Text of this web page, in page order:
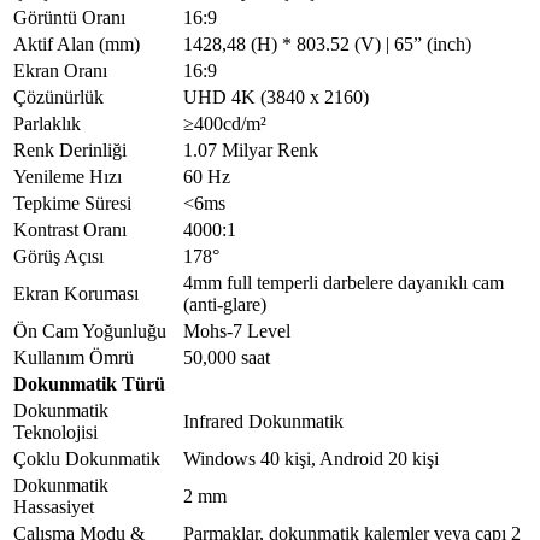
Opsiyonel Özellikler
Kamera
Model
UHD Camera
Pixel
16MP/48MP
FOV
Diagonal: 120º
Uyumlu İşletim
Sistemi
Windows, Android, Mac, Linux, Chrome
OS
Mikrofon
Kurulum Yöntemi
Dahili (Orta-Üst Çerçevede)
Özellik
8 Array
10 m
Cihaz Bağlantıları
Ön Yüz Bağlantıları
Ön Bağlantı
Noktaları
USB 3.0 girişi * 3 ad.; Dokunmatik Çıkışı
USB-B tipi *1 ad.;
HDMI 2.0 Girişi *1 ad.; Type – C* 1 ad.;
NFC Kart Okuyucu
Ön Tuş Takımı
Göstergeler: Kırmızı/Mavi, Işık Sensörü; Tek
Tuşla Kurtarma; Ekran Kayıt Tuşu;
Görüntü Oranı; Ses Açma/Kapama; Ayarlar;
ECO; Güç Açma/Kapama
Diğer Yan / Arka
Bağlantıları
1 (RJ45)
COAX
1
Mikrofon
1
TF Kartı
RS232
1
HDMI Girişi
USB-A 2.0
2
Touch USB 2.0
1
HDMI Çıkışı
1
Görüntü Oranı
16:9
Aktif Alan (mm)
1428,48 (H) * 803.52 (V) | 65” (inch)
Ekran Oranı
16:9
Çözünürlük
UHD 4K (3840 x 2160)
Parlaklık
≥400cd/m²
Renk Derinliği
1.07 Milyar Renk
Yenileme Hızı
60 Hz
Tepkime Süresi
<6ms
Kontrast Oranı
4000:1
Görüş Açısı
178°
Ekran Koruması
4mm full temperli darbelere dayanıklı cam
(anti-glare)
Ön Cam Yoğunluğu
Mohs-7 Level
Kullanım Ömrü
50,000 saat
Dokunmatik Türü
Dokunmatik
Teknolojisi
Infrared Dokunmatik
Çoklu Dokunmatik
Windows 40 kişi, Android 20 kişi
Dokunmatik
Hassasiyet
2 mm
Çalışma Modu &
Parmaklar, dokunmatik kalemler veya çapı 2